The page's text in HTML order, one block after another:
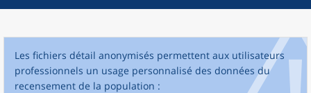
Les fichiers détail anonymisés permettent aux utilisateurs
professionnels un usage personnalisé des données du
recensement de la population :